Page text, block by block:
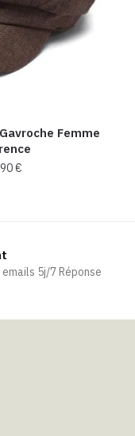
Femme
€
5j/7 Réponse